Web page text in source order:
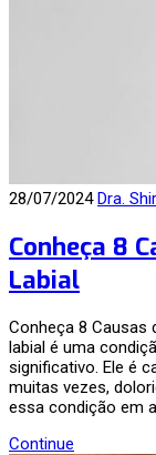
28/07/2024 Dra.
Conheça 8
Labial
Conheça 8 Causas
labial é uma
significativo. Ele é
muitas vezes,
essa condição em
Continue